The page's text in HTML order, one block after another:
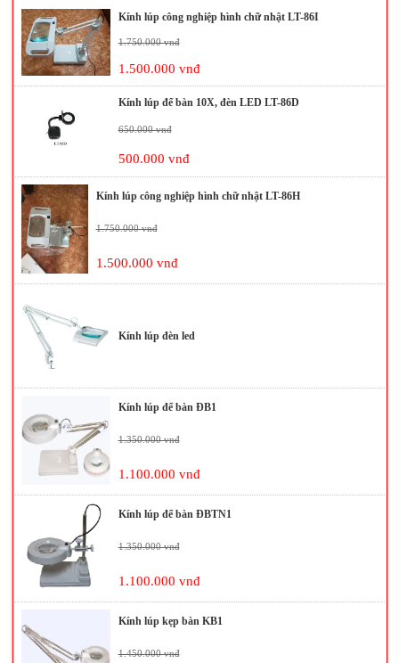
Kính lúp công nghiệp hình chữ nhật LT-86I
1.750.000 vnđ
1.500.000 vnđ
Kính lúp để bàn 10X, đèn LED LT-86D
650.000 vnđ
500.000 vnđ
Kính lúp công nghiệp hình chữ nhật LT-86H
1.750.000 vnđ
1.500.000 vnđ
Kính lúp đèn led
Kính lúp để bàn ĐB1
1.350.000 vnđ
1.100.000 vnđ
Kính lúp để bàn ĐBTN1
1.350.000 vnđ
1.100.000 vnđ
Kính lúp kẹp bàn KB1
1.450.000 vnđ